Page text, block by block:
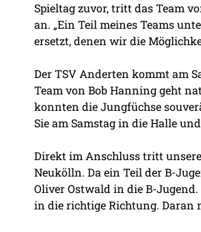
Spieltag zuvor, tritt das Team
an. „Ein Teil meines Teams
ersetzt, denen wir die
Der TSV Anderten kommt am
Team von Bob Hanning geht
konnten die Jungfüchse
Sie am Samstag in die Halle
Direkt im Anschluss tritt unsere
Neukölln. Da ein Teil der B-
Oliver Ostwald in die B-
in die richtige Richtung. Daran